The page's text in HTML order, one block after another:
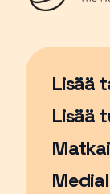
Lisää
Sivu
Lisää